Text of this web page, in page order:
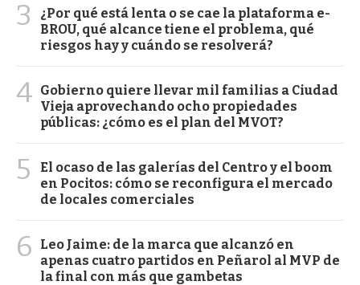
3
¿Por qué está lenta o se cae la plataforma e-
BROU, qué alcance tiene el problema, qué
riesgos hay y cuándo se resolverá?
4 Gobierno quiere llevar mil familias a Ciudad
Vieja aprovechando ocho propiedades
públicas: ¿cómo es el plan del MVOT?
5
El ocaso de las galerías del Centro y el boom
en Pocitos: cómo se reconfigura el mercado
de locales comerciales
6
Leo Jaime: de la marca que alcanzó en
apenas cuatro partidos en Peñarol al MVP de
la final con más que gambetas